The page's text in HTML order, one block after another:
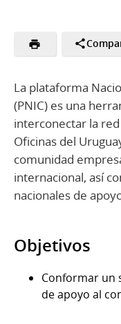
La plataforma
(PNIC) es una
interconectar la
Oficinas del
comunidad
internacional, así
nacionales de
Objetivos
Conformar un
de apoyo al